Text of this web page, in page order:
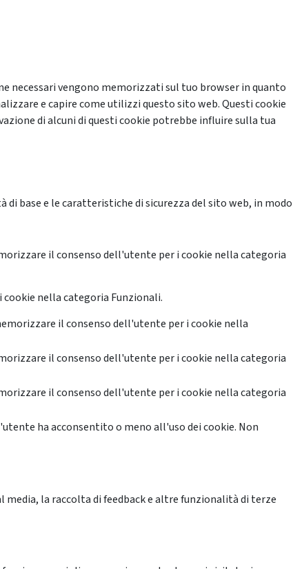
necessari vengono memorizzati sul tuo browser in quanto
e capire come utilizzi questo sito web. Questi cookie
di alcuni di questi cookie potrebbe influire sulla tua
base e le caratteristiche di sicurezza del sito web, in modo
il consenso dell'utente per i cookie nella categoria
nella categoria Funzionali.
il consenso dell'utente per i cookie nella
il consenso dell'utente per i cookie nella categoria
il consenso dell'utente per i cookie nella categoria
ha acconsentito o meno all'uso dei cookie. Non
la raccolta di feedback e altre funzionalità di terze